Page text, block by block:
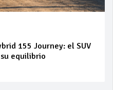
155 Journey: el SUV
equilibrio